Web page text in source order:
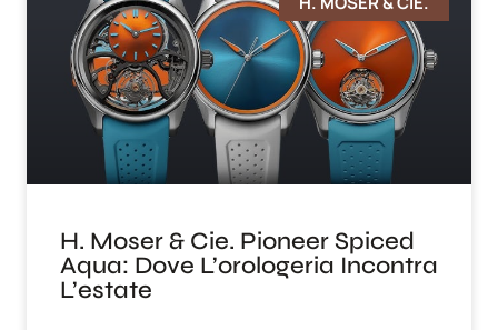
H. Moser & Cie. Pioneer Spiced
Aqua: Dove L’orologeria Incontra
L’estate